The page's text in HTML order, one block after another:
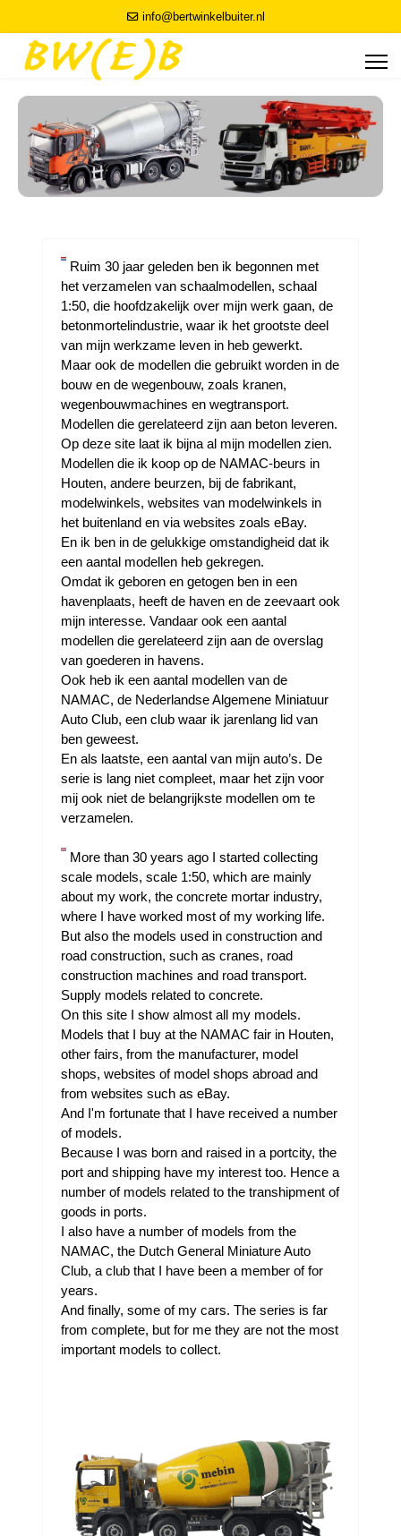
info@bertwinkelbuiter.nl
Ruim 30 jaar geleden ben ik begonnen met
het verzamelen van schaalmodellen, schaal
1:50, die hoofdzakelijk over mijn werk gaan, de
betonmortelindustrie, waar ik het grootste deel
van mijn werkzame leven in heb gewerkt.
Maar ook de modellen die gebruikt worden in de
bouw en de wegenbouw, zoals kranen,
wegenbouwmachines en wegtransport.
Modellen die gerelateerd zijn aan beton leveren.
Op deze site laat ik bijna al mijn modellen zien.
Modellen die ik koop op de NAMAC-beurs in
Houten, andere beurzen, bij de fabrikant,
modelwinkels, websites van modelwinkels in
het buitenland en via websites zoals eBay.
En ik ben in de gelukkige omstandigheid dat ik
een aantal modellen heb gekregen.
Omdat ik geboren en getogen ben in een
havenplaats, heeft de haven en de zeevaart ook
mijn interesse. Vandaar ook een aantal
modellen die gerelateerd zijn aan de overslag
van goederen in havens.
Ook heb ik een aantal modellen van de
NAMAC, de Nederlandse Algemene Miniatuur
Auto Club, een club waar ik jarenlang lid van
ben geweest.
En als laatste, een aantal van mijn auto’s. De
serie is lang niet compleet, maar het zijn voor
mij ook niet de belangrijkste modellen om te
verzamelen.
More than 30 years ago I started collecting
scale models, scale 1:50, which are mainly
about my work, the concrete mortar industry,
where I have worked most of my working life.
But also the models used in construction and
road construction, such as cranes, road
construction machines and road transport.
Supply models related to concrete.
On this site I show almost all my models.
Models that I buy at the NAMAC fair in Houten,
other fairs, from the manufacturer, model
shops, websites of model shops abroad and
from websites such as eBay.
And I'm fortunate that I have received a number
of models.
Because I was born and raised in a portcity, the
port and shipping have my interest too. Hence a
number of models related to the transhipment of
goods in ports.
I also have a number of models from the
NAMAC, the Dutch General Miniature Auto
Club, a club that I have been a member of for
years.
And finally, some of my cars. The series is far
from complete, but for me they are not the most
important models to collect.